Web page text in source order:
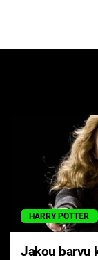
HARRY POTTER
Jakou barvu